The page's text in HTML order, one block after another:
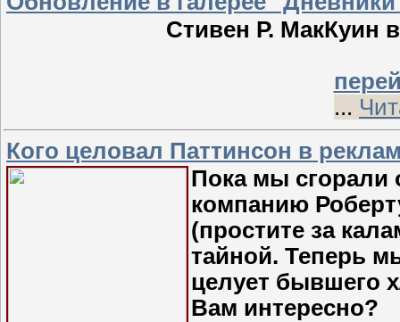
Стивен Р. МакКуин
...
Кого целовал Паттинсон в
Пока мы сгорали
компанию
(простите за
тайной. Теперь
целует бывшего
Вам интересно?